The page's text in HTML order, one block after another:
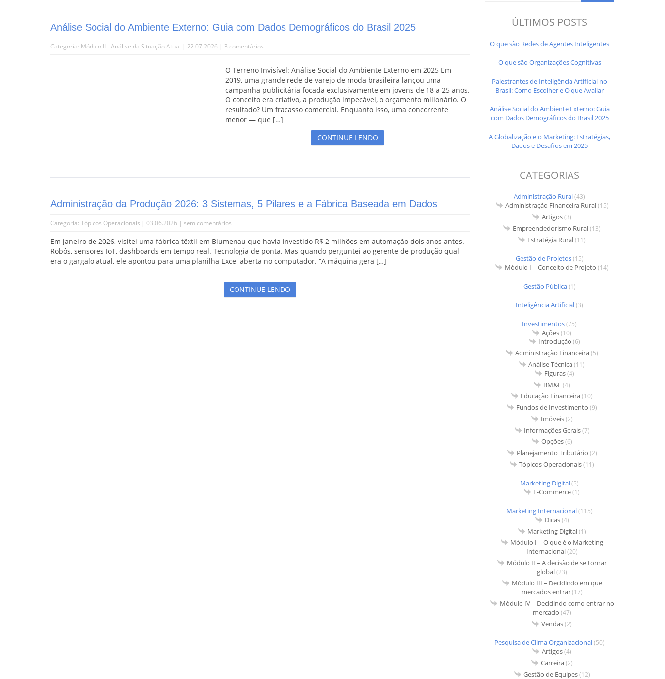
Análise Social do Ambiente Externo: Guia com Dados Demográficos do Brasil 2025
Categoria: Módulo II - Análise da Situação Atual | 22.07.2026 | 3 comentários
O Terreno Invisível: Análise Social do Ambiente Externo em 2025 Em
2019, uma grande rede de varejo de moda brasileira lançou uma
campanha publicitária focada exclusivamente em jovens de 18 a 25 anos.
O conceito era criativo, a produção impecável, o orçamento milionário. O
resultado? Um fracasso comercial. Enquanto isso, uma concorrente
menor — que […]
CONTINUE LENDO
Administração da Produção 2026: 3 Sistemas, 5 Pilares e a Fábrica Baseada em Dados
Categoria: Tópicos Operacionais | 03.06.2026 | sem comentários
Em janeiro de 2026, visitei uma fábrica têxtil em Blumenau que havia investido R$ 2 milhões em automação dois anos antes.
Robôs, sensores IoT, dashboards em tempo real. Tecnologia de ponta. Mas quando perguntei ao gerente de produção qual
era o gargalo atual, ele apontou para uma planilha Excel aberta no computador. “A máquina gera […]
CONTINUE LENDO
ÚLTIMOS POSTS
O que são Redes de Agentes Inteligentes
O que são Organizações Cognitivas
Palestrantes de Inteligência Artificial no
Brasil: Como Escolher e O que Avaliar
Análise Social do Ambiente Externo: Guia
com Dados Demográficos do Brasil 2025
A Globalização e o Marketing: Estratégias,
Dados e Desafios em 2025
CATEGORIAS
Administração Rural(43)
Administração Financeira Rural(15)
Artigos(3)
Empreendedorismo Rural(13)
Estratégia Rural(11)
Gestão de Projetos(15)
Módulo I – Conceito de Projeto (14)
Gestão Pública(1)
Inteligência Artificial(3)
Investimentos(75)
Ações(10)
Introdução (6)
Administração Financeira(5)
Análise Técnica(11)
Figuras(4)
BM&F(4)
Educação Financeira(10)
Fundos de Investimento (9)
Imóveis(2)
Informações Gerais(7)
Opções(6)
Planejamento Tributário (2)
Tópicos Operacionais(11)
Marketing Digital(5)
E-Commerce(1)
Marketing Internacional(115)
Dicas(4)
Marketing Digital(1)
Módulo I – O que é o Marketing
Internacional(20)
Módulo II – A decisão de se tornar
global(23)
Módulo III – Decidindo em que
mercados entrar(17)
Módulo IV – Decidindo como entrar no
mercado (47)
Vendas(2)
Pesquisa de Clima Organizacional(50)
Artigos(4)
Carreira(2)
Gestão de Equipes(12)